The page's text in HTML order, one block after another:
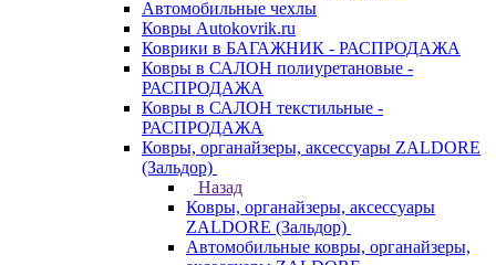
Автомобильные чехлы
Ковры Autokovrik.ru
Коврики в БАГАЖНИК - РАСПРОДАЖА
Ковры в САЛОН полиуретановые -
РАСПРОДАЖА
Ковры в САЛОН текстильные -
РАСПРОДАЖА
Ковры, органайзеры, аксессуары ZALDORE
(Зальдор)
Назад
Ковры, органайзеры, аксессуары
ZALDORE (Зальдор)
Автомобильные ковры, органайзеры,